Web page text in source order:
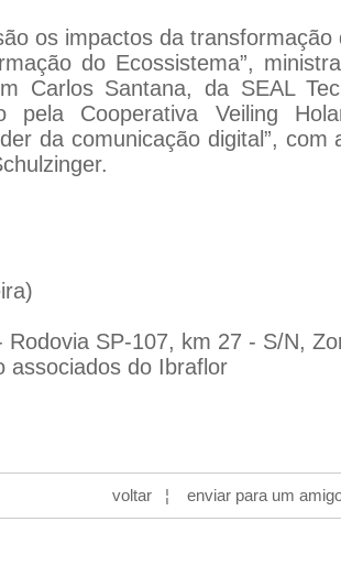
os impactos da
do Ecossistema”,
Carlos Santana, da SEAL
pela Cooperativa Veiling
da comunicação digital”,
SP-107, km 27 - S/N,
associados do Ibraflor
voltar ¦ enviar para um